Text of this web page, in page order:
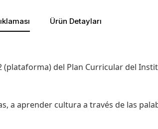
Ürün Detayları
del Plan Curricular del
a aprender cultura a través de las